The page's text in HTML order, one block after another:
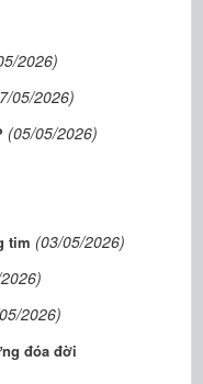
2026)
05/2026)
(05/05/2026)
tim (03/05/2026)
2026)
đóa đời